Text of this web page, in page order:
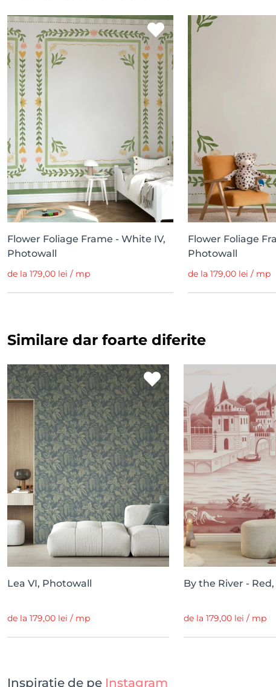
Flower Foliage Frame - White IV,
Photowall
de la 179,00 lei / mp
Flower Foliage
Photowall
de la 179,00 lei / mp
Similare dar foarte diferite
Lea VI, Photowall
de la 179,00 lei / mp
By the River -
de la 179,00 lei / mp
Inspirație de pe Instagram